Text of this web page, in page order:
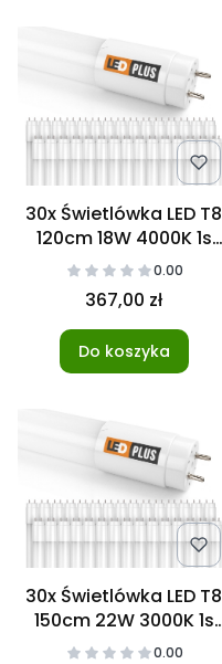
30x Świetlówka LED T8
120cm 18W 4000K 1s
NANO 0.00
367,00 zł
Do koszyka
30x Świetlówka LED T8
150cm 22W 3000K 1s
NANO 0.00